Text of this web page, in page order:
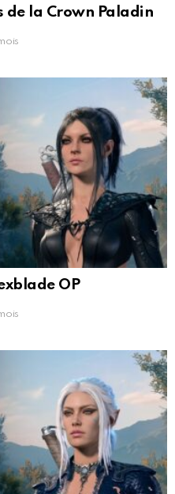
de la Crown Paladin
OP